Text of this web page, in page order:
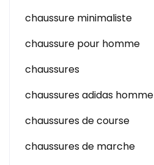
chaussure minimaliste
chaussure pour homme
chaussures
chaussures adidas homme
chaussures de course
chaussures de marche